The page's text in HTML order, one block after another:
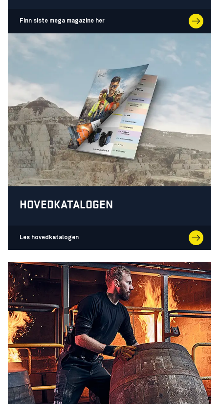
Finn siste mega magazine her
HOVEDKATALOGEN
Les hovedkatalogen